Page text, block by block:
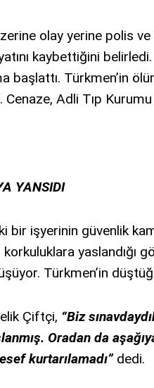
olay yerine polis ve
kaybettiğini
başlattı. Türkmen’in
Adli Tıp Kurumu
YANSIDI
bir işyerinin güvenlik
yaslandığı
Türkmen’in
Çiftçi, “Biz
Oradan da
kurtarılamadı”dedi.